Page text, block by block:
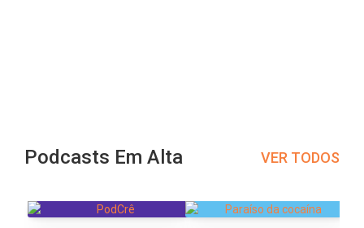
Podcasts Em Alta VER TODOS